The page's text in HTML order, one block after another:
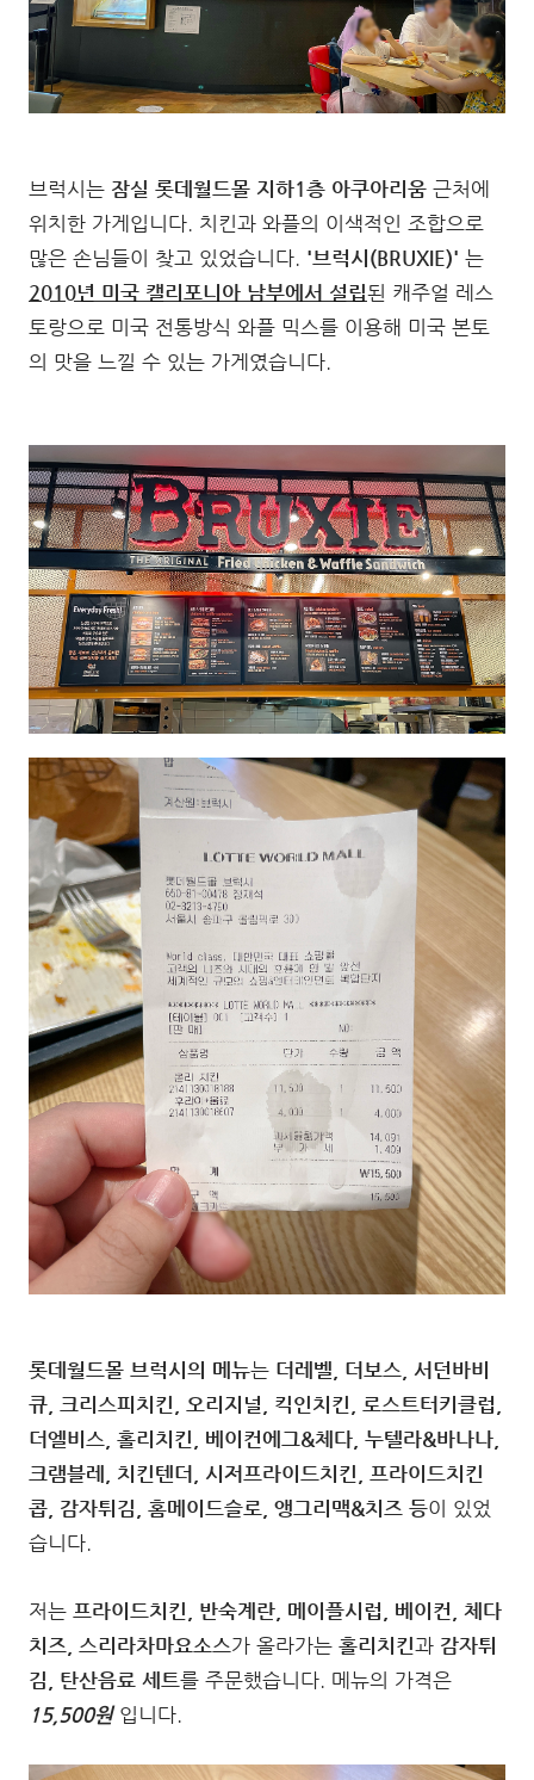
브럭시는 잠실 롯데월드몰 지하1층 아쿠아리움 근처에
위치한 가게입니다. 치킨과 와플의 이색적인 조합으로
많은 손님들이 찾고 있었습니다. '브럭시(BRUXIE)' 는
2010년 미국 캘리포니아 남부에서 설립된 캐주얼 레스
토랑으로 미국 전통방식 와플 믹스를 이용해 미국 본토
의 맛을 느낄 수 있는 가게였습니다.
롯데월드몰 브럭시의 메뉴는 더레벨, 더보스, 서던바비
큐, 크리스피치킨, 오리지널, 킥인치킨, 로스트터키클럽,
더엘비스, 홀리치킨, 베이컨에그&체다, 누텔라&바나나,
크램블레, 치킨텐더, 시저프라이드치킨, 프라이드치킨
콥, 감자튀김, 홈메이드슬로, 앵그리맥&치즈 등이 있었
습니다.
저는 프라이드치킨, 반숙계란, 메이플시럽, 베이컨, 체다
치즈, 스리라차마요소스가 올라가는 홀리치킨과 감자튀
김, 탄산음료 세트를 주문했습니다. 메뉴의 가격은
15,500원입니다.